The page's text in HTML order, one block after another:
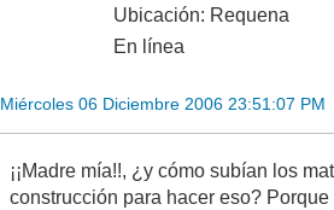
Ubicación: Requena
En línea
Miércoles 06 Diciembre 2006 23:51:07 PM
¡¡Madre mía!!, ¿y cómo subían los
construcción para hacer eso?